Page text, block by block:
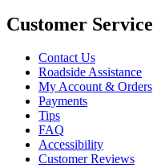
Customer Service
Contact Us
Roadside Assistance
My Account & Orders
Payments
Tips
FAQ
Accessibility
Customer Reviews